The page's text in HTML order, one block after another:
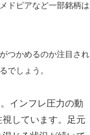
ドピアなど一部銘柄は
つかめるのか注目され
でしょう。
インフレ圧力の動
しています。足元